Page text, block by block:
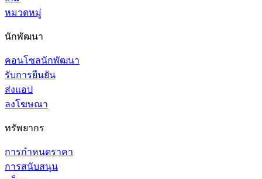
หมวดหมู่
นักพัฒนา
คอนโซลนักพัฒนา
รับการยืนยัน
ส่งแอป
ลงโฆษณา
ทรัพยากร
การกำหนดราคา
การสนับสนุน